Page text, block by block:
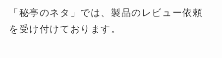
「秘亭のネタ」では、製品のレビュー依頼
を受け付けております。